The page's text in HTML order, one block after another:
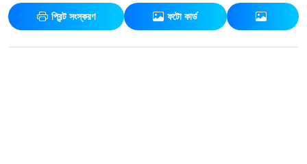
প্রিন্ট সংস্করণ ফটো কার্ড